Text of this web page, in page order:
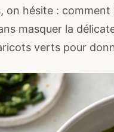
on hésite :
masquer la
verts pour